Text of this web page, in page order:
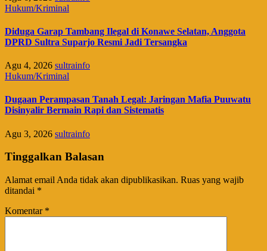
Hukum/Kriminal
Diduga Garap Tambang Ilegal di Konawe Selatan, Anggota
DPRD Sultra Suparjo Resmi Jadi Tersangka
Agu 4, 2026 sultrainfo
Hukum/Kriminal
Dugaan Perampasan Tanah Legal: Jaringan Mafia Puuwatu
Disinyalir Bermain Rapi dan Sistematis
Agu 3, 2026 sultrainfo
Tinggalkan Balasan
Alamat email Anda tidak akan dipublikasikan. Ruas yang wajib
ditandai *
Komentar *